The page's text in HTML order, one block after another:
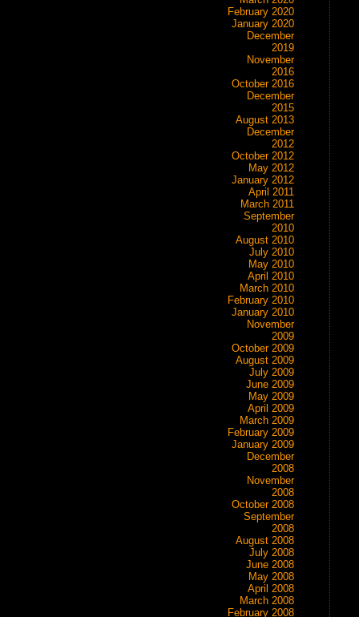
February 2020
January 2020
December
2019
November
2016
October 2016
December
2015
August 2013
December
2012
October 2012
May 2012
January 2012
April 2011
March 2011
September
2010
August 2010
July 2010
May 2010
April 2010
March 2010
February 2010
January 2010
November
2009
October 2009
August 2009
July 2009
June 2009
May 2009
April 2009
March 2009
February 2009
January 2009
December
2008
November
2008
October 2008
September
2008
August 2008
July 2008
June 2008
May 2008
April 2008
March 2008
February 2008